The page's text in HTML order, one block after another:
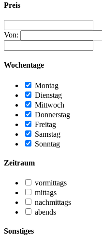
Preis
Von:
Wochentage
Montag
Dienstag
Mittwoch
Donnerstag
Freitag
Samstag
Sonntag
Zeitraum
vormittags
mittags
nachmittags
abends
Sonstiges